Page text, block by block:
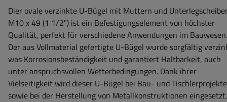
Dier ovale verzinkte U-Bügel mit Muttern und
M10 x 49 (1 1/2") ist ein Befestigungselement von höchster
Qualität, perfekt für verschiedene Anwendungen im Bauwesen.
Der aus Vollmaterial gefertigte U-Bügel wurde sorgfältig
was Korrosionsbeständigkeit und garantiert Haltbarkeit, auch
unter anspruchsvollen Wetterbedingungen. Dank ihrer
Vielseitigkeit wird dieser U-Bügel bei Bau- und
sowie bei der Herstellung von Metallkonstruktionen eingesetzt.